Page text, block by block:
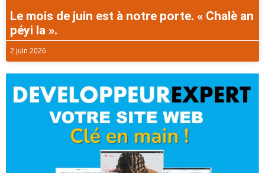
Le mois de juin est à notre porte. « Chalè an
péyi la ».
2 juin 2026